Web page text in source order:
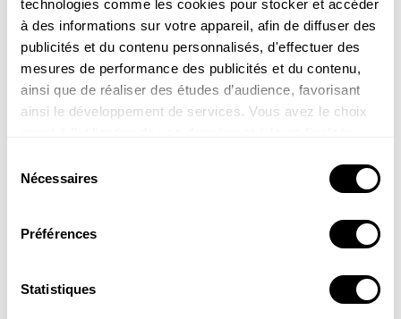
technologies comme les cookies pour stocker et accéder
à des informations sur votre appareil, afin de diffuser des
publicités et du contenu personnalisés, d'effectuer des
mesures de performance des publicités et du contenu,
ainsi que de réaliser des études d’audience, favorisant
ainsi le développement de services. Vous avez le choix
tout moment en consultant la Déclaration relative aux
cookies ou en cliquant sur l'icône de confidentialité.
Si vous le permettez, nous aimerions également :
géographique qui peuvent être précises à plusieurs
Nécessaires
Préférences
Statistiques
Votre escapade nature hebdomadaire : reportages,